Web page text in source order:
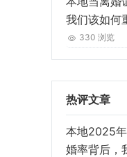
我们该如何
330 浏览
热评文章
本地2025
婚率背后，